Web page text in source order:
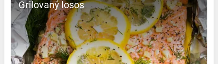
Grilovaný losos